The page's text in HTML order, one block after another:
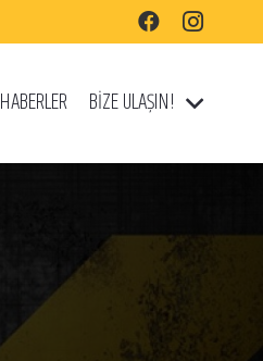
HABERLER BİZE ULAŞIN!